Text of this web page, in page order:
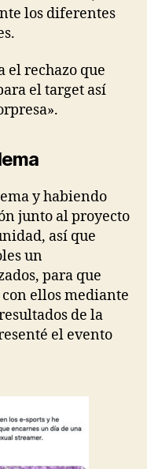
los diferentes
el rechazo que
el target así
y habiendo
junto al proyecto
así que
un
para que
ellos mediante
de la
el evento